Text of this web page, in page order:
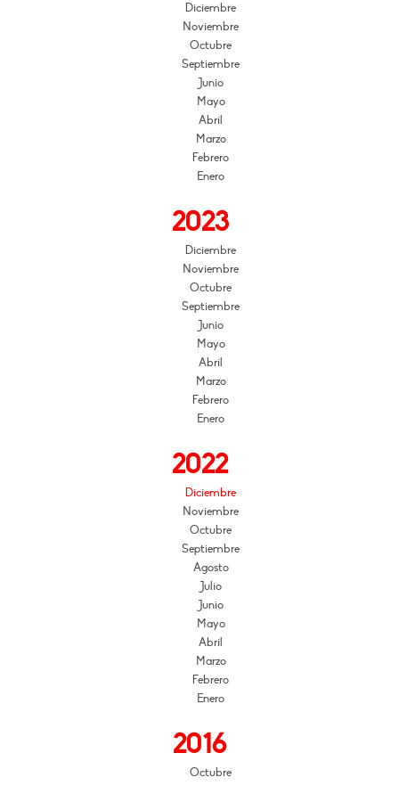
Diciembre
Noviembre
Octubre
Septiembre
Junio
Mayo
Abril
Marzo
Febrero
Enero
2023
Diciembre
Noviembre
Octubre
Septiembre
Junio
Mayo
Abril
Marzo
Febrero
Enero
2022
Diciembre
Noviembre
Octubre
Septiembre
Agosto
Julio
Junio
Mayo
Abril
Marzo
Febrero
Enero
2016
Octubre